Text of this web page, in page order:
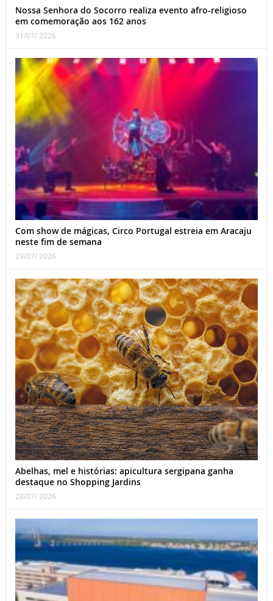
Nossa Senhora do Socorro realiza evento afro-religioso
em comemoração aos 162 anos
31/07/ 2026
Com show de mágicas, Circo Portugal estreia em Aracaju
neste fim de semana
29/07/ 2026
Abelhas, mel e histórias: apicultura sergipana ganha
destaque no Shopping Jardins
28/07/ 2026